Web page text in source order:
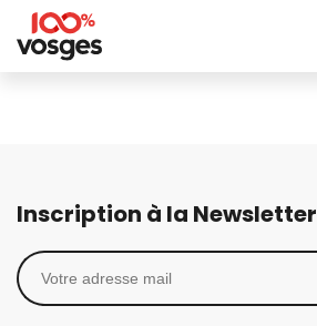
Inscription à la Newsletter